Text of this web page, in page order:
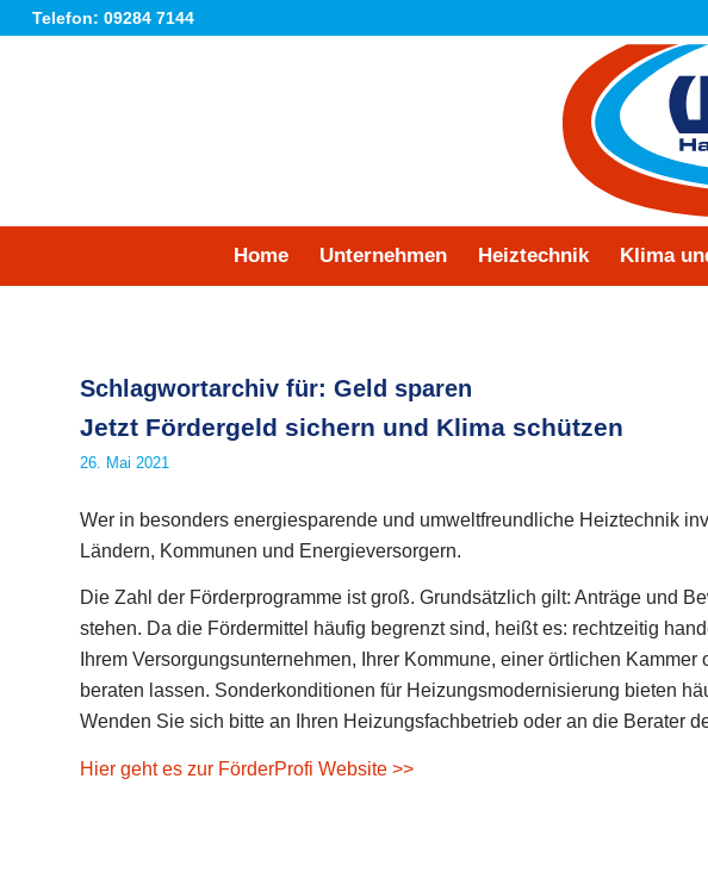
Telefon: 09284 7144
Home Unternehmen Heiztechnik Klima
Schlagwortarchiv für: Geld sparen
Jetzt Fördergeld sichern und Klima schützen
26. Mai 2021
Wer in besonders energiesparende und umweltfreundliche Heiztechnik
Ländern, Kommunen und Energieversorgern.
Die Zahl der Förderprogramme ist groß. Grundsätzlich gilt: Anträge und
stehen. Da die Fördermittel häufig begrenzt sind, heißt es: rechtzeitig
Ihrem Versorgungsunternehmen, Ihrer Kommune, einer örtlichen
beraten lassen. Sonderkonditionen für Heizungsmodernisierung bieten
Wenden Sie sich bitte an Ihren Heizungsfachbetrieb oder an die Berater
Hier geht es zur FörderProfi Website >>